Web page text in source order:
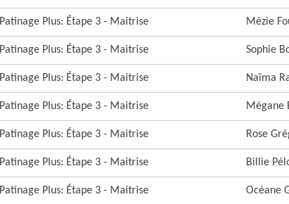
Patinage Plus: Étape 3 - Maitrise Mézie
Patinage Plus: Étape 3 - Maitrise Sophie
Patinage Plus: Étape 3 - Maitrise Naïma
Patinage Plus: Étape 3 - Maitrise Mégane
Patinage Plus: Étape 3 - Maitrise Rose
Patinage Plus: Étape 3 - Maitrise Billie
Patinage Plus: Étape 3 - Maitrise Océane